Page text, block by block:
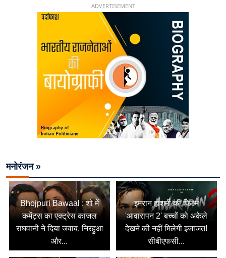
ADVERTISEMENT
मनोरंजन »
Bhojpuri Bawaal : शो में
कमेंट्स का एक्ट्रेस काजल
राघवानी ने दिया जवाब, निरहुआ
और...
इमरान हाशमी की फिल्म
'आवारापन 2' बच्चों को अकेले
देखने की नहीं मिलेगी इजाजत!
सीबीएफसी...